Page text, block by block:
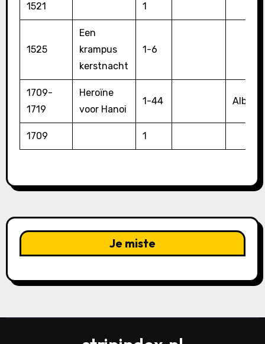
1521 1
1525
Een
krampus
kerstnacht
1-6
1709-
1719
Heroïne
voor Hanoi
1-44 Album
1709 1
Je miste